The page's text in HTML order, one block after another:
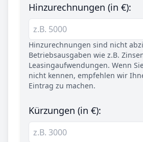
Hinzurechnungen (in €):
Hinzurechnungen sind nicht
Betriebsausgaben wie z.B.
Leasingaufwendungen. Wenn
nicht kennen, empfehlen wir
Eintrag zu machen.
Kürzungen (in €):